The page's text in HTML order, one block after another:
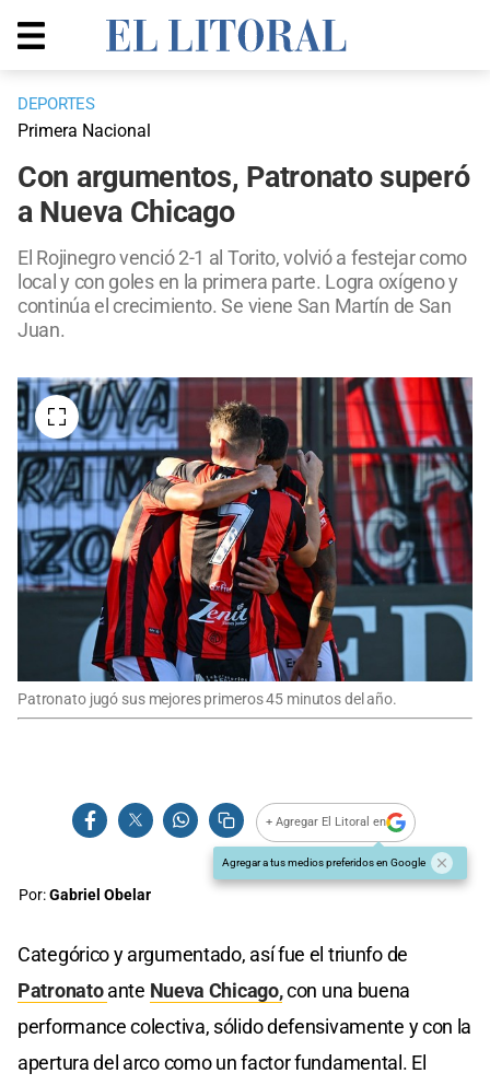
DEPORTES
Primera Nacional
Con argumentos, Patronato superó
a Nueva Chicago
El Rojinegro venció 2-1 al Torito, volvió a festejar como
local y con goles en la primera parte. Logra oxígeno y
continúa el crecimiento. Se viene San Martín de San
Juan.
Patronato jugó sus mejores primeros 45 minutos del año.
+ Agregar El Litoral en
Agregar a tus medios preferidos en Google
Por:Gabriel Obelar
Categórico y argumentado, así fue el triunfo de
Patronatoante Nueva Chicago,con una buena
performance colectiva, sólido defensivamente y con la
apertura del arco como un factor fundamental. El